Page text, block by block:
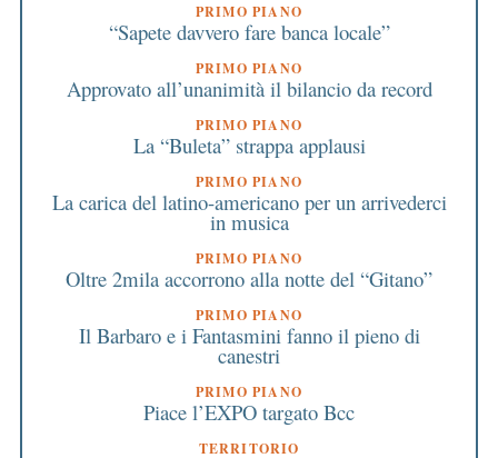
PRIMO PIANO
“Sapete davvero fare banca locale”
PRIMO PIANO
Approvato all’unanimità il bilancio da record
PRIMO PIANO
La “Buleta” strappa applausi
PRIMO PIANO
La carica del latino-americano per un arrivederci
in musica
PRIMO PIANO
Oltre 2mila accorrono alla notte del “Gitano”
PRIMO PIANO
Il Barbaro e i Fantasmini fanno il pieno di
canestri
PRIMO PIANO
Piace l’EXPO targato Bcc
TERRITORIO